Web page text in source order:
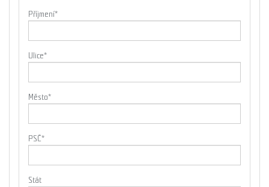
Příjmení*
Ulice*
Město*
PSČ*
Stát